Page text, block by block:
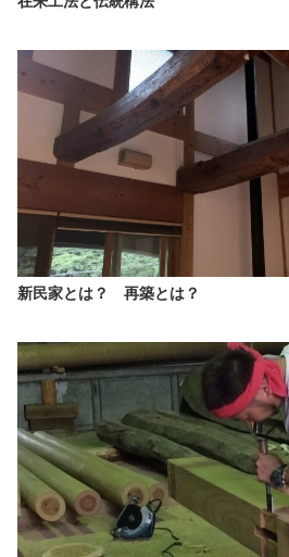
新民家とは？ 再築とは？